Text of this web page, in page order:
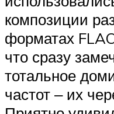
композиции
форматах
что сразу
тотальное
частот ‒ их